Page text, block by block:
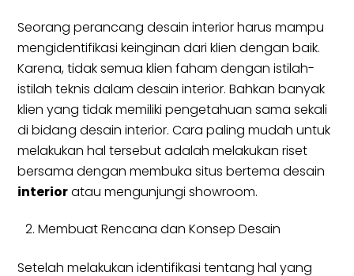
Seorang perancang desain interior harus mampu
mengidentifikasi keinginan dari klien dengan baik.
Karena, tidak semua klien faham dengan istilah-
istilah teknis dalam desain interior. Bahkan banyak
klien yang tidak memiliki pengetahuan sama sekali
di bidang desain interior. Cara paling mudah untuk
melakukan hal tersebut adalah melakukan riset
bersama dengan membuka situs bertema desain
interioratau mengunjungi showroom.
Membuat Rencana dan Konsep Desain
Setelah melakukan identifikasi tentang hal yang